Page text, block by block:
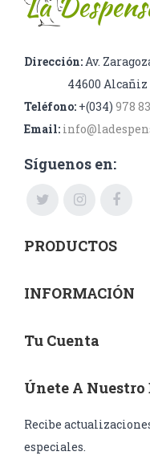
Dirección: Av.
44600 Alcañiz
Teléfono: +(034) 978
Email:
Síguenos en:
PRODUCTOS
INFORMACIÓN
Tu Cuenta
Únete A
Recibe
especiales.